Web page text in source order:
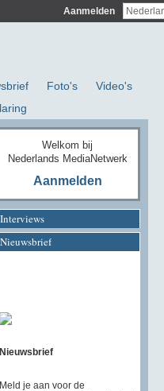
Aanmelden
Foto's
Video's
Welkom bij
Nederlands MediaNetwerk
Aanmelden
Interviews
Nieuwsbrief
Nieuwsbrief
Meld je aan voor de